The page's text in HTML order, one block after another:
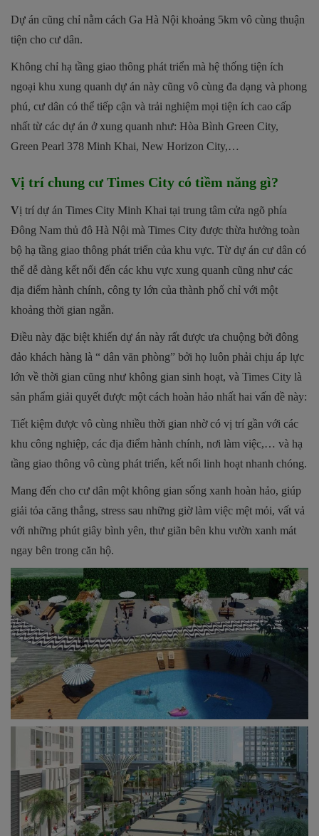
Dự án cũng chỉ nằm cách Ga Hà Nội khoảng 5km vô cùng thuận
tiện cho cư dân.
Không chỉ hạ tầng giao thông phát triển mà hệ thống tiện ích
ngoại khu xung quanh dự án này cũng vô cùng đa dạng và phong
phú, cư dân có thể tiếp cận và trải nghiệm mọi tiện ích cao cấp
nhất từ các dự án ở xung quanh như: Hòa Bình Green City,
Green Pearl 378 Minh Khai, New Horizon City,…
Vị trí chung cư Times City có tiềm năng gì?
Vị trí dự án Times City Minh Khai tại trung tâm cửa ngõ phía
Đông Nam thủ đô Hà Nội mà Times City được thừa hưởng toàn
bộ hạ tầng giao thông phát triển của khu vực. Từ dự án cư dân có
thể dễ dàng kết nối đến các khu vực xung quanh cũng như các
địa điểm hành chính, công ty lớn của thành phố chỉ với một
khoảng thời gian ngắn.
Điều này đặc biệt khiến dự án này rất được ưa chuộng bởi đông
đảo khách hàng là “ dân văn phòng” bởi họ luôn phải chịu áp lực
lớn về thời gian cũng như không gian sinh hoạt, và Times City là
sản phẩm giải quyết được một cách hoàn hảo nhất hai vấn đề này:
Tiết kiệm được vô cùng nhiều thời gian nhờ có vị trí gần với các
khu công nghiệp, các địa điểm hành chính, nơi làm việc,… và hạ
tầng giao thông vô cùng phát triển, kết nối linh hoạt nhanh chóng.
Mang đến cho cư dân một không gian sống xanh hoàn hảo, giúp
giải tỏa căng thẳng, stress sau những giờ làm việc mệt mỏi, vất vả
với những phút giây bình yên, thư giãn bên khu vườn xanh mát
ngay bên trong căn hộ.